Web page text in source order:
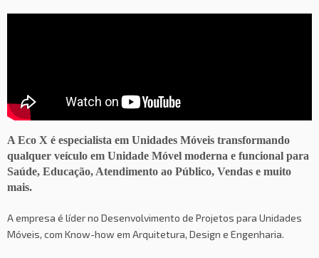
A Eco X é especialista em Unidades Móveis transformando
qualquer veículo em Unidade Móvel moderna e funcional para
Saúde, Educação, Atendimento ao Público, Vendas e muito
mais.
A empresa é líder no Desenvolvimento de Projetos para Unidades
Móveis, com Know-how em Arquitetura, Design e Engenharia.